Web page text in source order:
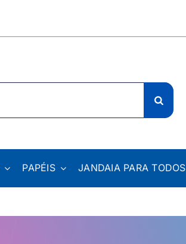
PAPÉIS JANDAIA PARA TODOS